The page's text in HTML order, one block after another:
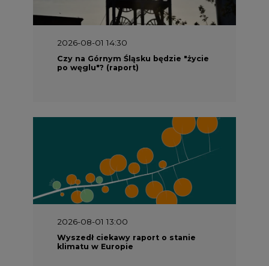
Czy na Górnym Śląsku będzie "życie
po węglu"? (raport)
2026-08-01 13:00
Wyszedł ciekawy raport o stanie
klimatu w Europie